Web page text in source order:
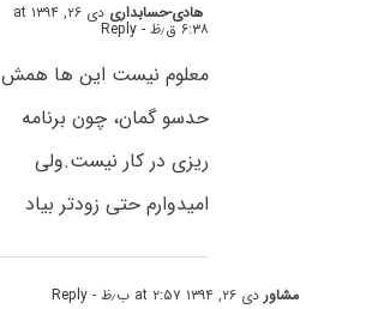
هادی-حسابداری دی ۲۶, ۱۳۹۴ at
۶:۳۸ ق٫ظ - Reply
معلوم نیست این ها همش
حدسو گمان، چون برنامه
ریزی در کار نیست.ولی
امیدوارم حتی زودتر بیاد
مشاوردی ۲۶, ۱۳۹۴ at ۲:۵۷ ب٫ظ - Reply